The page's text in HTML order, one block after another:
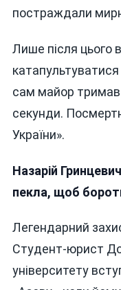
постраждали
Лише після цього
сам майор
секунди.
України».
Назарій
пекла, щоб
Легендарний
Студент-юрист
університету